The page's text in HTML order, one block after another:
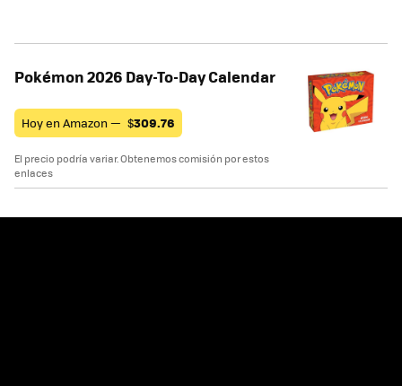
Pokémon 2026 Day-To-Day Calendar
Hoy en Amazon — $309.76
El precio podría variar. Obtenemos comisión por estos
enlaces